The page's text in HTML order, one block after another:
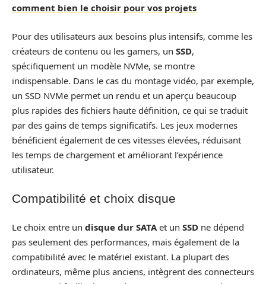
comment bien le choisir pour vos projets
Pour des utilisateurs aux besoins plus intensifs, comme les
créateurs de contenu ou les gamers, un SSD,
spécifiquement un modèle NVMe, se montre
indispensable. Dans le cas du montage vidéo, par exemple,
un SSD NVMe permet un rendu et un aperçu beaucoup
plus rapides des fichiers haute définition, ce qui se traduit
par des gains de temps significatifs. Les jeux modernes
bénéficient également de ces vitesses élevées, réduisant
les temps de chargement et améliorant l’expérience
utilisateur.
Compatibilité et choix disque
Le choix entre un disque dur SATA et un SSD ne dépend
pas seulement des performances, mais également de la
compatibilité avec le matériel existant. La plupart des
ordinateurs, même plus anciens, intègrent des connecteurs